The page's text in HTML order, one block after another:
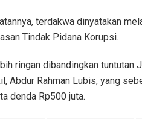
terdakwa dinyatakan
Tindak Pidana Korupsi.
ringan dibandingkan tuntutan
Abdur Rahman Lubis, yang
denda Rp500 juta.